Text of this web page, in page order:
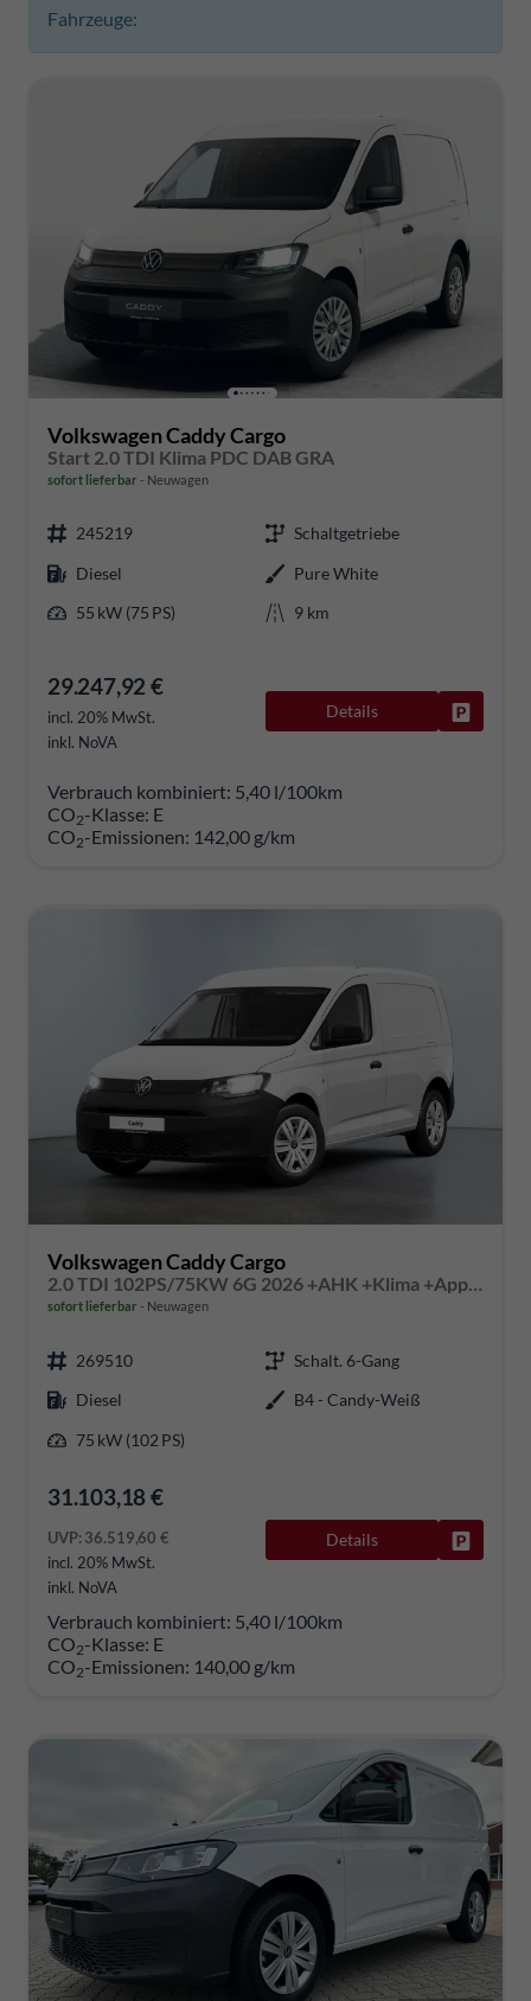
Fahrzeuge:
Volkswagen Caddy Cargo
Start 2.0 TDI Klima PDC DAB GRA
sofort lieferbar Neuwagen
245219
Schaltgetriebe
Diesel
Pure White
55 kW (75 PS)
9 km
29.247,92 €
incl. 20% MwSt.
inkl. NoVA
Details
Verbrauch kombiniert: 5,40 l/100km
CO2-Klasse: E
CO2-Emissionen: 142,00 g/km
Volkswagen Caddy Cargo
2.0 TDI 102PS/75KW 6G 2026 +AHK +Klima +AppConnect +PDC +FrontAssist +LaneAssist +Tempomat +Verkehrszeichen +GJR +10"Touch
sofort lieferbar Neuwagen
269510
Schalt. 6-Gang
Diesel
B4 - Candy-Weiß
75 kW (102 PS)
31.103,18 €
UVP:36.519,60 €
incl. 20% MwSt.
inkl. NoVA
Details
Verbrauch kombiniert: 5,40 l/100km
CO2-Klasse: E
CO2-Emissionen: 140,00 g/km